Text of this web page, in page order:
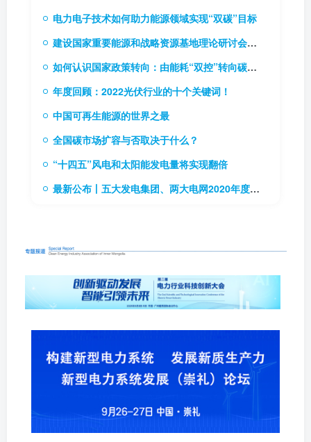
电力电子技术如何助力能源领域实现“双碳”目标
建设国家重要能源和战略资源基地理论研讨会召开
如何认识国家政策转向：由能耗“双控”转向碳排放“双控”
年度回顾：2022光伏行业的十个关键词！
中国可再生能源的世界之最
全国碳市场扩容与否取决于什么？
“十四五”风电和太阳能发电量将实现翻倍
最新公布丨五大发电集团、两大电网2020年度企业负责人薪酬情况披露